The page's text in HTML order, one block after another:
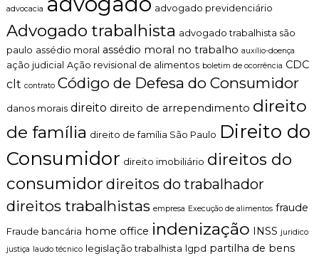
advocacia advogado previdenciário
Advogado trabalhista advogado trabalhista são
paulo assédio moral assédio moral no trabalho auxílio-doença
ação judicial Ação revisional de alimentos boletim de ocorrência CDC
clt contrato Código de Defesa do Consumidor
danos morais direito direito de arrependimento direito
de família direito de família São Paulo Direito do
Consumidor direito imobiliário direitos do
consumidor direitos do trabalhador
direitos trabalhistas empresa Execução de alimentos fraude
Fraude bancária home office indenização INSS juridico
justiça laudo técnico legislação trabalhista lgpd partilha de bens